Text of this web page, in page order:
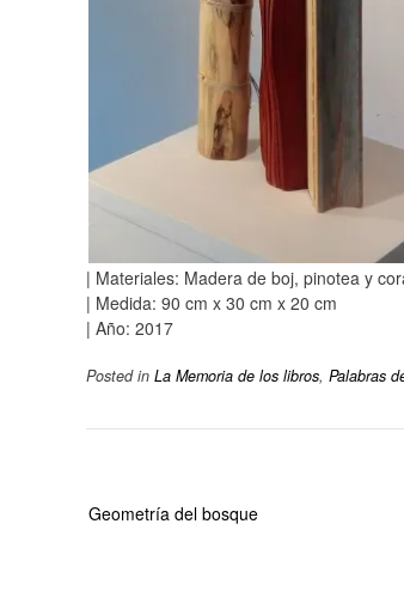
| Materiales: Madera de boj, pinotea y
| Medida: 90 cm x 30 cm x 20 cm
| Año: 2017
Posted in La Memoria de los libros, Palabras
Geometría del bosque